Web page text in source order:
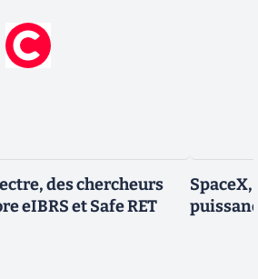
des chercheurs
eIBRS et Safe RET
SpaceX,